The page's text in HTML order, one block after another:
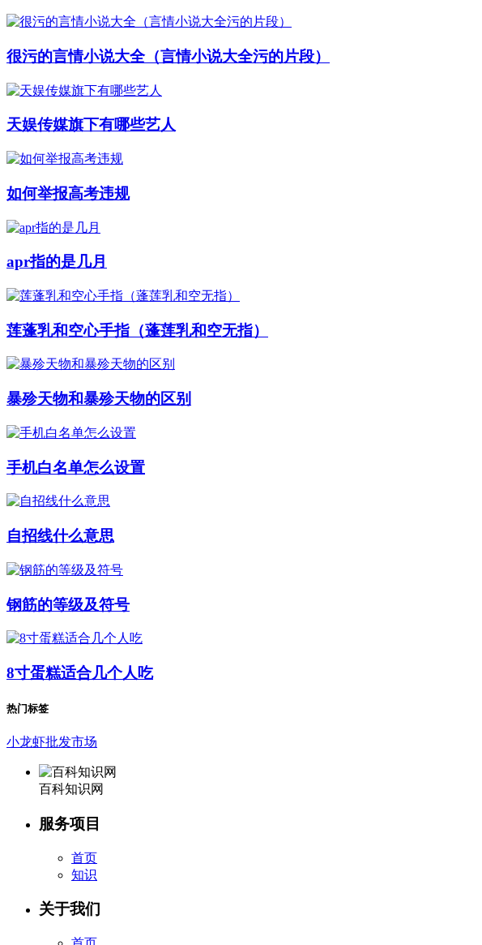
很污的言情小说大全（言情小说大全污的片段）
天娱传媒旗下有哪些艺人
如何举报高考违规
apr指的是几月
莲蓬乳和空心手指（蓬莲乳和空无指）
暴殄天物和暴殄天物的区别
手机白名单怎么设置
自招线什么意思
钢筋的等级及符号
8寸蛋糕适合几个人吃
热门标签
小龙虾批发市场
百科知识网
服务项目
首页
知识
关于我们